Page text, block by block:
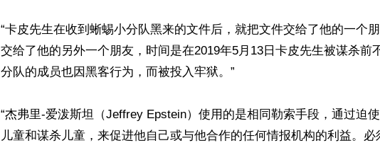
“卡皮先生在收到蜥蜴小分队黑来的文件后，就把文件交给了他的一个
交给了他的另外一个朋友，时间是在2019年5月13日卡皮先生被谋杀前
分队的成员也因黑客行为，而被投入牢狱。”
“杰弗里-爱泼斯坦（Jeffrey Epstein）使用的是相同勒索手段，通过迫
儿童和谋杀儿童，来促进他自己或与他合作的任何情报机构的利益。